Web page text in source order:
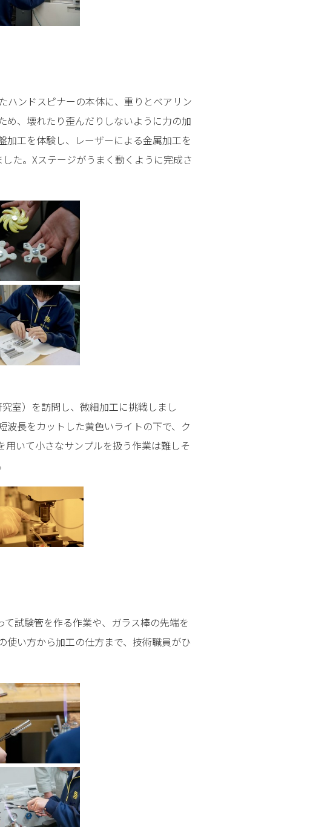
ンドスピナーの本体に、重りとベアリン
め、壊れたり歪んだりしないように力の加
工を体験し、レーザーによる金属加工を
た。Xステージがうまく動くように完成さ
室）を訪問し、微細加工に挑戦しまし
長をカットした黄色いライトの下で、ク
いて小さなサンプルを扱う作業は難しそ
試験管を作る作業や、ガラス棒の先端を
い方から加工の仕方まで、技術職員がひ